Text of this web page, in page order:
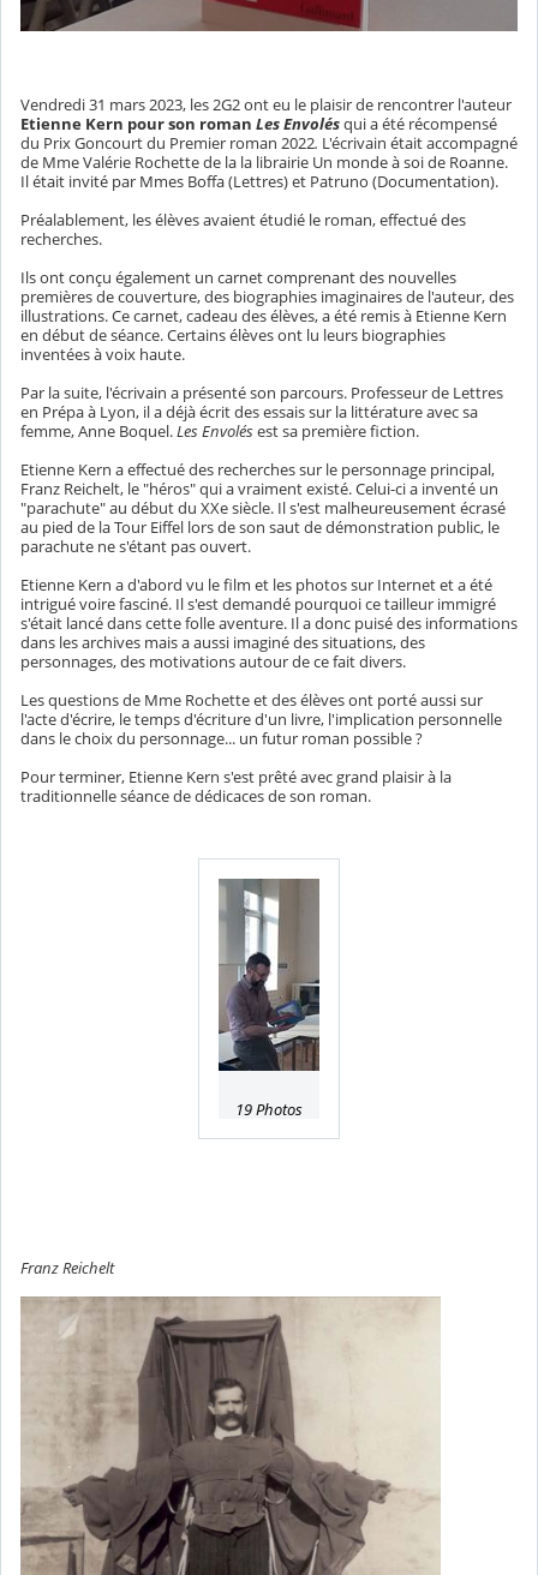
Vendredi 31 mars 2023, les 2G2 ont eu le plaisir de rencontrer l'auteur
Etienne Kern pour son roman Les Envolésqui a été récompensé
du Prix Goncourt du Premier roman 2022. L'écrivain était accompagné
de Mme Valérie Rochette de la la librairie Un monde à soi de Roanne.
Il était invité par Mmes Boffa (Lettres) et Patruno (Documentation).
Préalablement, les élèves avaient étudié le roman, effectué des
recherches.
Ils ont conçu également un carnet comprenant des nouvelles
premières de couverture, des biographies imaginaires de l'auteur, des
illustrations. Ce carnet, cadeau des élèves, a été remis à Etienne Kern
en début de séance. Certains élèves ont lu leurs biographies
inventées à voix haute.
Par la suite, l'écrivain a présenté son parcours. Professeur de Lettres
en Prépa à Lyon, il a déjà écrit des essais sur la littérature avec sa
femme, Anne Boquel.Les Envolésest sa première fiction.
Etienne Kern a effectué des recherches sur le personnage principal,
Franz Reichelt, le "héros" qui a vraiment existé. Celui-ci a inventé un
"parachute" au début du XXe siècle. Il s'est malheureusement écrasé
au pied de la Tour Eiffel lors de son saut de démonstration public, le
parachute ne s'étant pas ouvert.
Etienne Kern a d'abord vu le film et les photos sur Internet et a été
intrigué voire fasciné. Il s'est demandé pourquoi ce tailleur immigré
s'était lancé dans cette folle aventure. Il a donc puisé des informations
dans les archives mais a aussi imaginé des situations, des
personnages, des motivations autour de ce fait divers.
Les questions de Mme Rochette et des élèves ont porté aussi sur
l'acte d'écrire, le temps d'écriture d'un livre, l'implication personnelle
dans le choix du personnage... un futur roman possible ?
Pour terminer, Etienne Kern s'est prêté avec grand plaisir à la
traditionnelle séance de dédicaces de son roman.
19 Photos
Franz Reichelt